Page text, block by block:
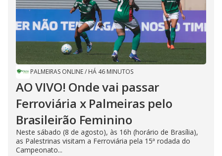
PALMEIRAS ONLINE/ HÁ 46 MINUTOS
AO VIVO! Onde vai passar
Ferroviária x Palmeiras pelo
Brasileirão Feminino
Neste sábado (8 de agosto), às 16h (horário de Brasília),
as Palestrinas visitam a Ferroviária pela 15ª rodada do
Campeonato...